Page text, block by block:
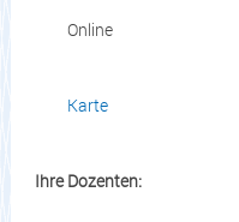
Online
Karte
Ihre Dozenten: